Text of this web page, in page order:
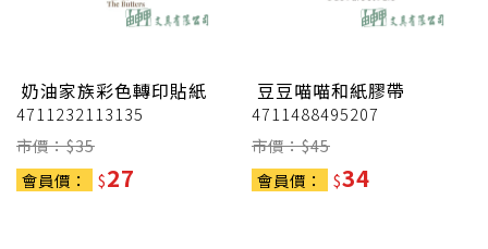
奶油家族彩色轉印貼紙
4711232113135
市價：$35
會員價：
$27
豆豆喵喵和紙膠帶
4711488495207
市價：$45
會員價：
$34